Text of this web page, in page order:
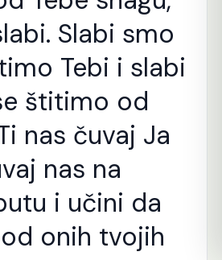
Slabi smo
Tebi i slabi
štitimo od
nas čuvaj Ja
nas na
i učini da
onih tvojih